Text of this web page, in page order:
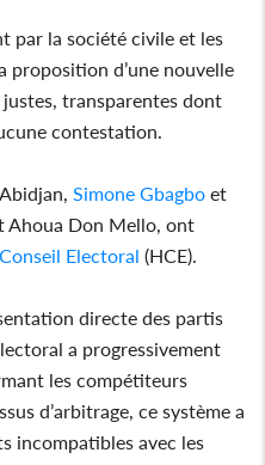
par la société civile et les
proposition d’une nouvelle
justes, transparentes dont
contestation.
Simone Gbagbo et
Ahoua Don Mello, ont
Electoral (HCE).
directe des partis
a progressivement
les compétiteurs
d’arbitrage, ce système a
incompatibles avec les